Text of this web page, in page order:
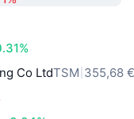
Co LtdTSM 355,68